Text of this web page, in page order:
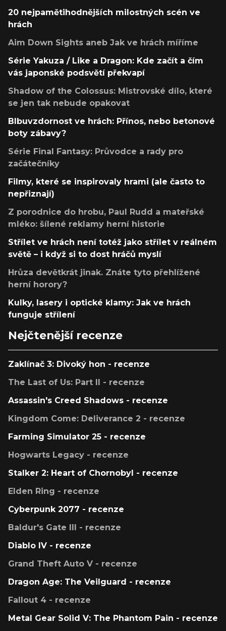
20 nejpamětihodnějších milostných scén ve
hrách
Aim Down Sights aneb Jak ve hrách míříme
Série Yakuza / Like a Dragon: Kde začít a čím
vás japonské podsvětí překvapí
Shadow of the Colossus: Mistrovské dílo, které
se jen tak nebude opakovat
Blbuvzdornost ve hrách: Přínos, nebo betonové
boty zábavy?
Série Final Fantasy: Průvodce a rady pro
začátečníky
Filmy, které se inspirovaly hrami (ale často to
nepřiznají)
Z porodnice do hrobu, Paul Rudd a mateřské
mléko: šílené reklamy herní historie
Střílet ve hrách není totéž jako střílet v reálném
světě – i když si to dost hráčů myslí
Hrůza devětkrát jinak. Znáte tyto přehlížené
herní horory?
Kulky, lasery i optické klamy: Jak ve hrách
funguje střílení
Nejčtenější recenze
Zaklínač 3: Divoký hon - recenze
The Last of Us: Part II - recenze
Assassin's Creed Shadows - recenze
Kingdom Come: Deliverance 2 - recenze
Farming Simulator 25 - recenze
Hogwarts Legacy - recenze
Stalker 2: Heart of Chornobyl - recenze
Elden Ring - recenze
Cyberpunk 2077 - recenze
Baldur's Gate III - recenze
Diablo IV - recenze
Grand Theft Auto V - recenze
Dragon Age: The Veilguard - recenze
Fallout 4 - recenze
Metal Gear Solid V: The Phantom Pain - recenze